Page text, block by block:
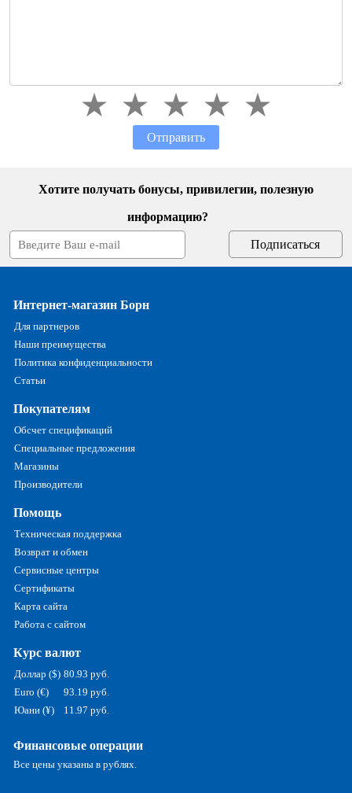
Отправить
Хотите получать бонусы, привилегии, полезную
информацию?
Интернет-магазин Борн
Для партнеров
Наши преимущества
Политика конфиденциальности
Статьи
Покупателям
Обсчет спецификаций
Специальные предложения
Магазины
Производители
Помощь
Техническая поддержка
Возврат и обмен
Сервисные центры
Сертификаты
Карта сайта
Работа с сайтом
Курс валют
Доллар ($) 80.93 руб.
Euro (€)
93.19 руб.
Юани (¥)
11.97 руб.
Финансовые операции
Все цены указаны в рублях.